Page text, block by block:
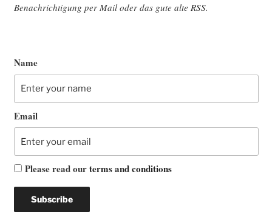
Benach­rich­ti­gung per Mail oder das gute alte RSS.
Name
Email
Please read ourterms and conditions